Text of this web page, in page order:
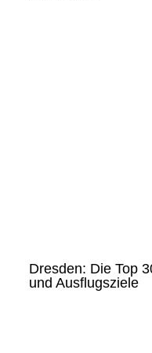
Dresden: Die Top
und Ausflugsziele